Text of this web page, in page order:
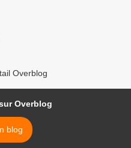
Overblog
Overblog
blog